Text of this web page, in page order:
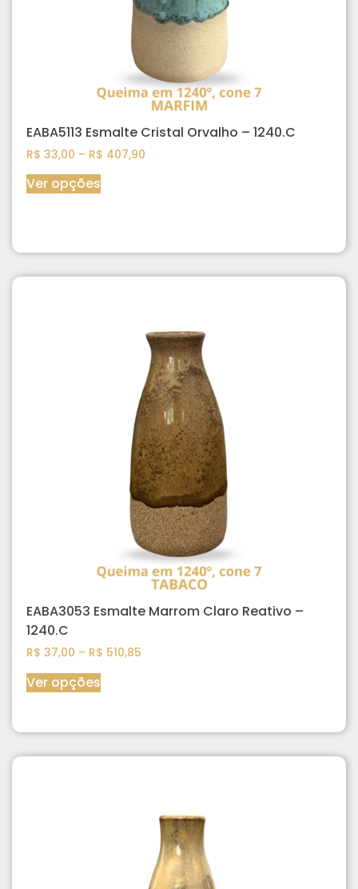
EABA5113 Esmalte Cristal Orvalho – 1240.C
R$ 33,00 – R$ 407,90
Ver opções
EABA3053 Esmalte Marrom Claro Reativo –
1240.C
R$ 37,00 – R$ 510,85
Ver opções